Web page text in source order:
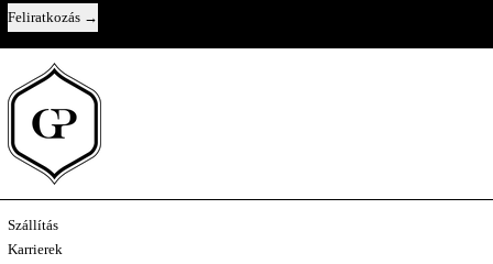
Feliratkozás
Szállítás
Karrierek